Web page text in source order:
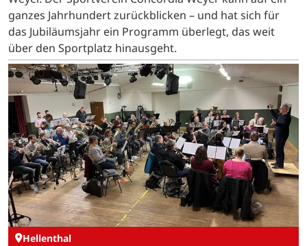
ganzes Jahrhundert zurückblicken – und hat sich für
das Jubiläumsjahr ein Programm überlegt, das weit
über den Sportplatz hinausgeht.
Hellenthal